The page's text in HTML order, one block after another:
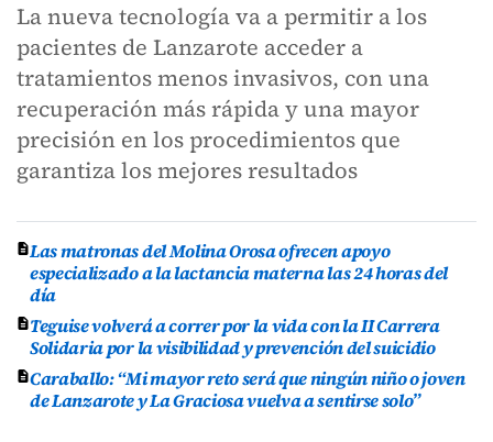
La nueva tecnología va a permitir a los
pacientes de Lanzarote acceder a
tratamientos menos invasivos, con una
recuperación más rápida y una mayor
precisión en los procedimientos que
garantiza los mejores resultados
Las matronas del Molina Orosa ofrecen apoyo
especializado a la lactancia materna las 24 horas del
día
Teguise volverá a correr por la vida con la II Carrera
Solidaria por la visibilidad y prevención del suicidio
Caraballo: “Mi mayor reto será que ningún niño o joven
de Lanzarote y La Graciosa vuelva a sentirse solo”